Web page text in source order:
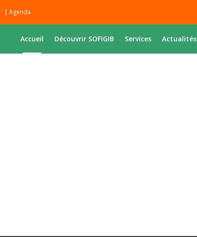
| Agenda
Accueil Découvrir SOFIGIB Services Actualités